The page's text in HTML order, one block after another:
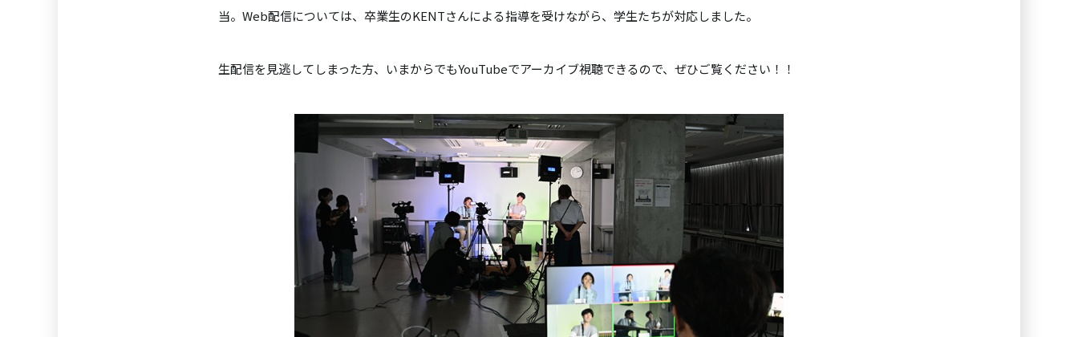
当。Web配信については、卒業生のKENTさんによる指導を受けながら、学生たちが対応しました。
生配信を見逃してしまった方、いまからでもYouTubeでアーカイブ視聴できるので、ぜひご覧ください！！